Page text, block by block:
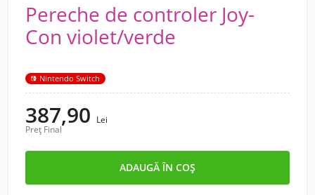
Pereche de controler Joy-
Con violet/verde
Nintendo Switch
387,90 Lei
Preț Final